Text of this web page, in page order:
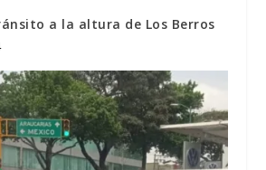
a la altura de Los Berros